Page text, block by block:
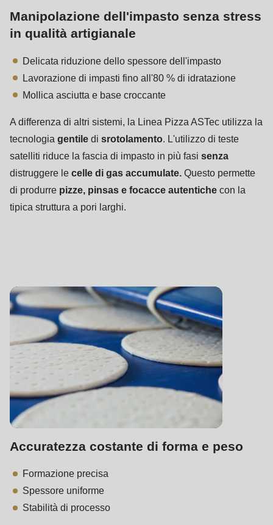
Manipolazione dell'impasto senza stress
in qualità artigianale
Delicata riduzione dello spessore dell'impasto
Lavorazione di impasti fino all'80 % di idratazione
Mollica asciutta e base croccante
A differenza di altri sistemi, la Linea Pizza ASTec utilizza la
tecnologia gentile di srotolamento. L'utilizzo di teste
satelliti riduce la fascia di impasto in più fasi senza
distruggere le celle di gas accumulate. Questo permette
di produrre pizze, pinsas e focacce autentiche con la
tipica struttura a pori larghi.
Accuratezza costante di forma e peso
Formazione precisa
Spessore uniforme
Stabilità di processo